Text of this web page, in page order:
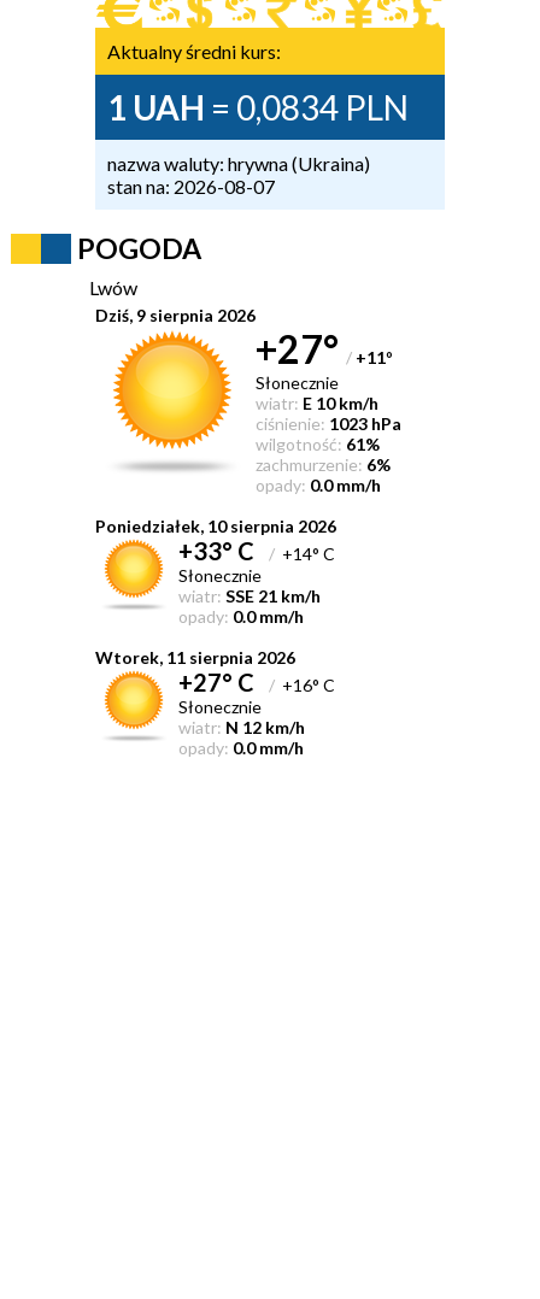
Aktualny średni kurs:
1 UAH = 0,0834 PLN
nazwa waluty: hrywna (Ukraina)
stan na: 2026-08-07
POGODA
Lwów
Dziś, 9 sierpnia 2026
+27° / +11°
Słonecznie
wiatr: E 10 km/h
ciśnienie: 1023 hPa
wilgotność: 61%
zachmurzenie: 6%
opady: 0.0 mm/h
Poniedziałek, 10 sierpnia 2026
+33° C /+14° C
Słonecznie
wiatr: SSE 21 km/h
opady: 0.0 mm/h
Wtorek, 11 sierpnia 2026
+27° C /+16° C
Słonecznie
wiatr: N 12 km/h
opady: 0.0 mm/h